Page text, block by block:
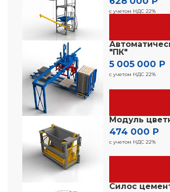
с учетом НДС 22%
"ПК"
5 005 000 Р
с учетом НДС 22%
Модуль
474 000 Р
с учетом НДС 22%
Силос